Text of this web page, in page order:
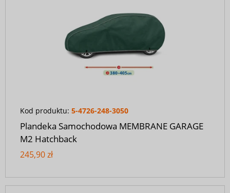
Kod produktu: 5-4726-248-3050
Plandeka Samochodowa MEMBRANE GARAGE
M2 Hatchback
245,90 zł